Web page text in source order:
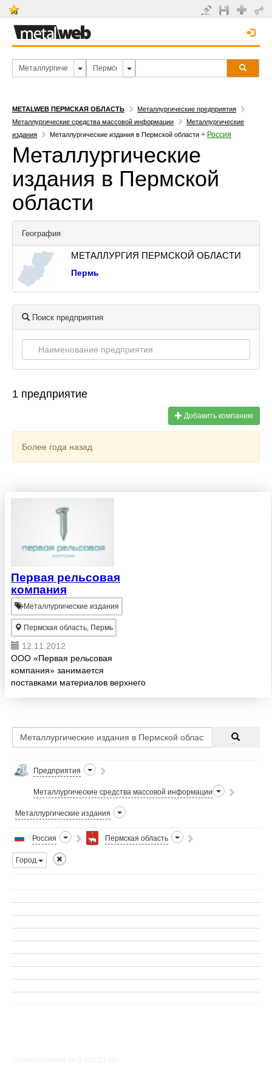
METALWEB ПЕРМСКАЯ ОБЛАСТЬ
Металлургические предприятия
Металлургические средства массовой информации
Металлургические
издания
Металлургические издания в Пермской области + Россия
Металлургические
издания в Пермской
области
География
МЕТАЛЛУРГИЯ ПЕРМСКОЙ ОБЛАСТИ
Пермь
Поиск предприятия
1 предприятие
Добавить компанию
Более года назад
Первая рельсовая
компания
Металлургические издания
Пермская область, Пермь
12.11.2012
ООО «Первая рельсовая
компания» занимается
поставками материалов верхнего
материалов ...
Предприятия
Металлургические средства массовой информации
Металлургические издания
Россия Пермская область
Город